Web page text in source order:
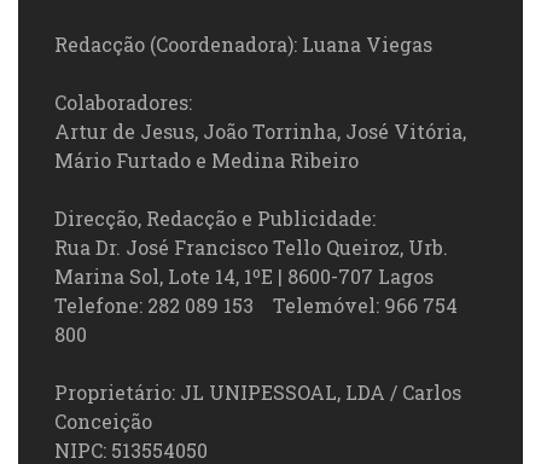
Redacção (Coordenadora): Luana Viegas
Colaboradores:
Artur de Jesus, João Torrinha, José Vitória,
Mário Furtado e Medina Ribeiro
Direcção, Redacção e Publicidade:
Rua Dr. José Francisco Tello Queiroz, Urb.
Marina Sol, Lote 14, 1ºE | 8600-707 Lagos
Telefone: 282 089 153 Telemóvel: 966 754
800
Proprietário: JL UNIPESSOAL, LDA / Carlos
Conceição
NIPC: 513554050